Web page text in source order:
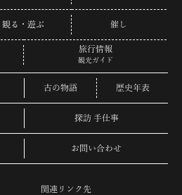
観る・遊ぶ 催し
旅行情報
観光ガイド
古の物語 歴史年表
探訪 手仕事
お問い合わせ
関連リンク先